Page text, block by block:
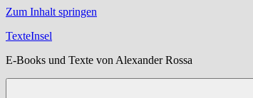
Zum Inhalt springen
TexteInsel
E-Books und Texte von Alexander Rossa